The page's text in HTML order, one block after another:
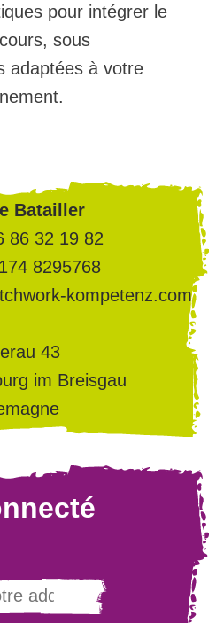
pour intégrer le
sous
adaptées à votre
Batailler
86 32 19 82
8295768
kompetenz.com
43
im Breisgau